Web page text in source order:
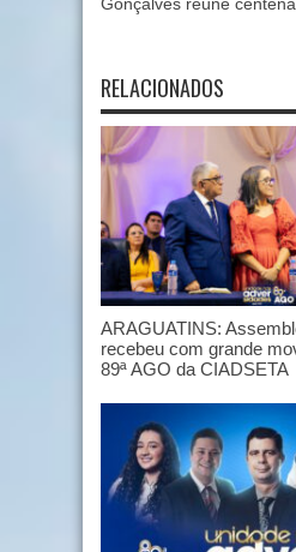
Gonçalves reúne
RELACIONADOS
ARAGUATINS:
recebeu com grande
89ª AGO da CIADSETA